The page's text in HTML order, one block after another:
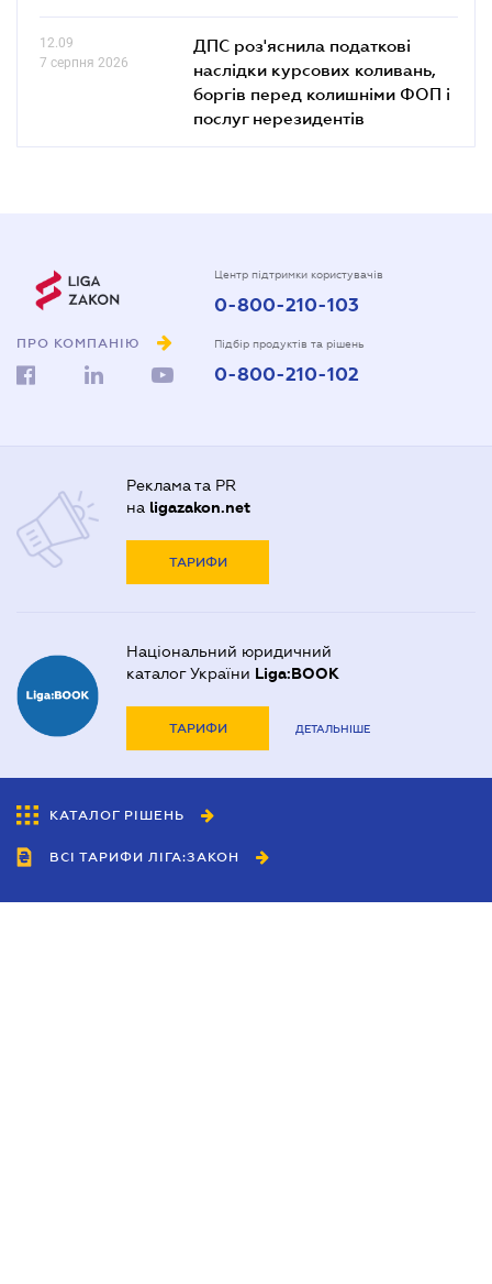
12.09
7 серпня 2026
ДПС роз'яснила податкові
наслідки курсових коливань,
боргів перед колишніми ФОП і
послуг нерезидентів
ПРО КОМПАНІЮ
Центр підтримки користувачів
0-800-210-103
Підбір продуктів та рішень
0-800-210-102
Реклама та PR
на ligazakon.net
ТАРИФИ
Національний юридичний
каталог України Liga:BOOK
ТАРИФИ ДЕТАЛЬНІШЕ
КАТАЛОГ РІШЕНЬ
ВСІ ТАРИФИ ЛІГА:ЗАКОН